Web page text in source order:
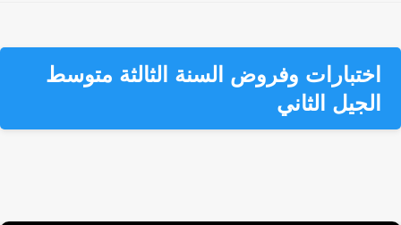
اختبارات وفروض السنة الثالثة متوسط
الجيل الثاني